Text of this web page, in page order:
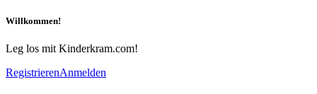
Willkommen!
Leg los mit Kinderkram.com!
RegistrierenAnmelden